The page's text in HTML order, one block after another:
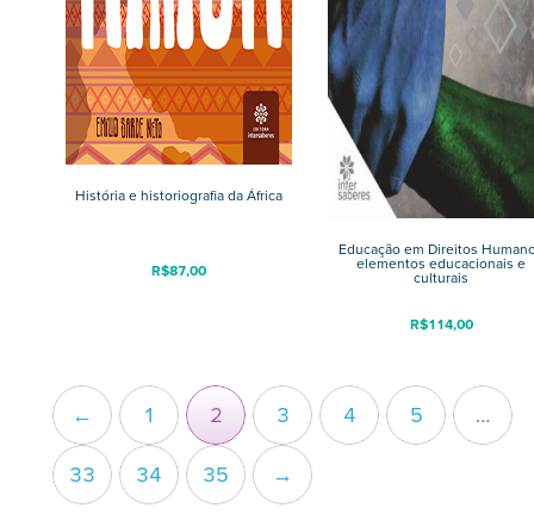
História e historiografia da África
R$87,00
Educação em Direitos
elementos educacionais e
culturais
R$114,00
← 1 2 3 4 5
…
33
34 35 →